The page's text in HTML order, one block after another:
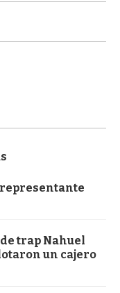
representante
trap Nahuel
un cajero